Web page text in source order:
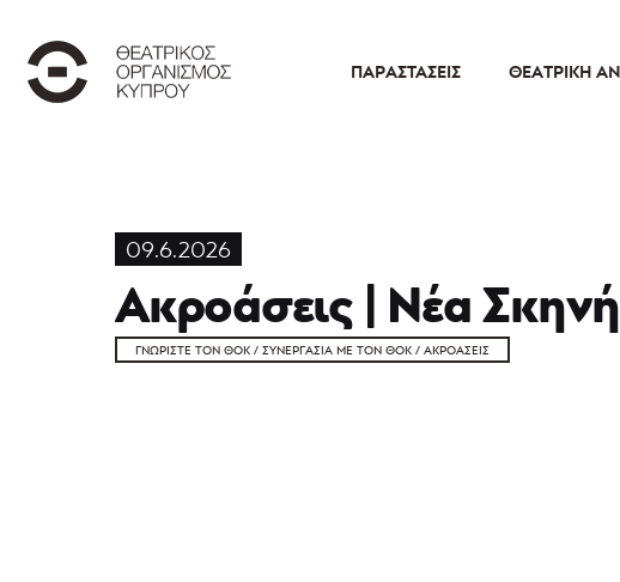
ΠΑΡΑΣΤΆΣΕΙΣ ΘΕΑΤΡΙΚΉ
09.6.2026
Ακροάσεις | Νέα Σκηνή
ΓΝΩΡΊΣΤΕ ΤΟΝ ΘΟΚ / ΣΥΝΕΡΓΑΣΊΑ ΜΕ ΤΟΝ ΘΟΚ / ΑΚΡΟΆΣΕΙΣ